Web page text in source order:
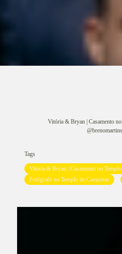
Vitória & Bryan | Casamento
Tags
Vitória & Bryan | Casamento no
Fotógrafo no Templo de Campinas